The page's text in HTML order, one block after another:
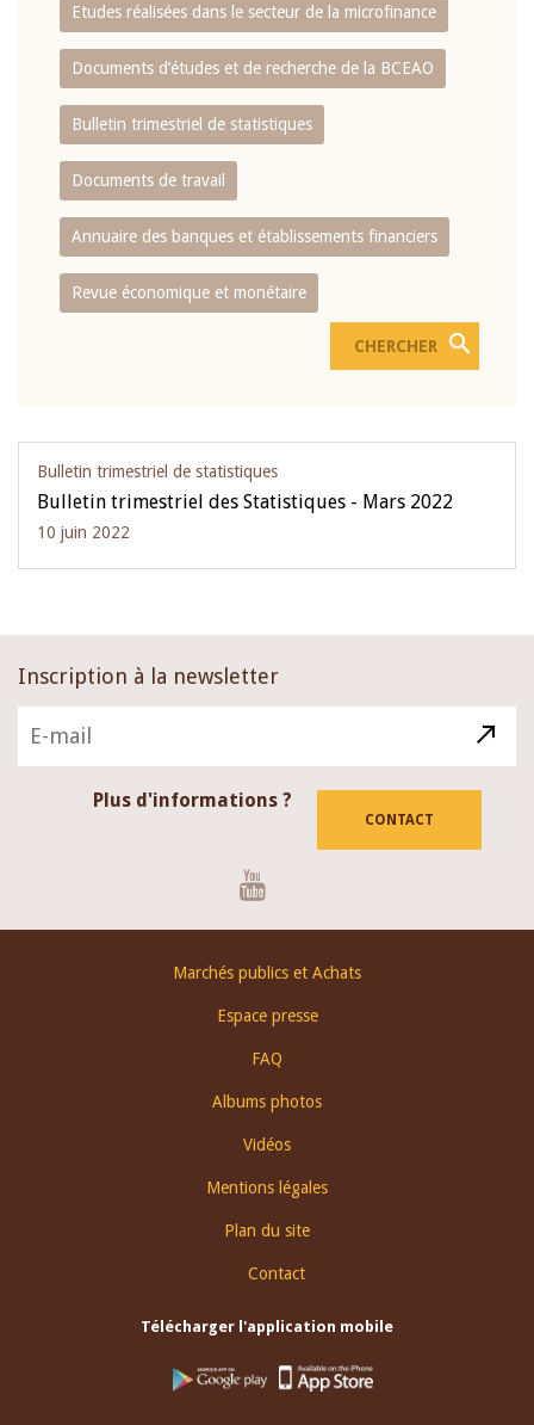
Etudes réalisées dans le secteur de la microfinance
Documents d’études et de recherche de la BCEAO
Bulletin trimestriel de statistiques
Documents de travail
Annuaire des banques et établissements financiers
Revue économique et monétaire
Bulletin trimestriel de statistiques
Bulletin trimestriel des Statistiques - Mars 2022
10 juin 2022
Inscription à la newsletter
Plus d'informations ?
CONTACT
Marchés publics et Achats
Espace presse
FAQ
Albums photos
Vidéos
Mentions légales
Plan du site
Contact
Télécharger l'application mobile